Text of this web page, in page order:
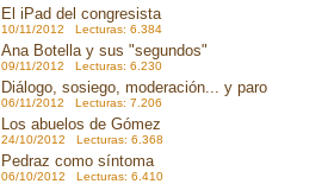
El iPad del congresista
10/11/2012 Lecturas: 6.384
Ana Botella y sus "segundos"
09/11/2012 Lecturas: 6.230
Diálogo, sosiego, moderación... y paro
06/11/2012 Lecturas: 7.206
Los abuelos de Gómez
24/10/2012 Lecturas: 6.368
Pedraz como síntoma
06/10/2012 Lecturas: 6.410